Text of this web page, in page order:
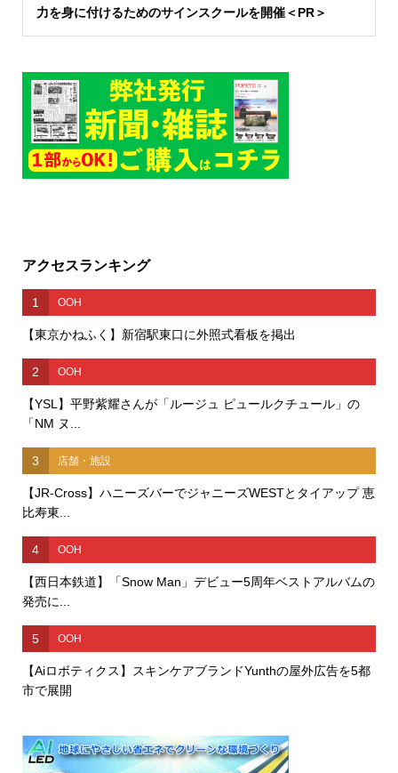
力を身に付けるためのサインスクールを開催＜PR＞
アクセスランキング
1 OOH
【東京かねふく】新宿駅東口に外照式看板を掲出
2 OOH
【YSL】平野紫耀さんが「ルージュ ピュールクチュール」の
「NM ヌ...
3 店舗・施設
【JR-Cross】ハニーズバーでジャニーズWESTとタイアップ 恵
比寿東...
4 OOH
【西日本鉄道】「Snow Man」デビュー5周年ベストアルバムの
発売に...
5 OOH
【Aiロボティクス】スキンケアブランドYunthの屋外広告を5都
市で展開